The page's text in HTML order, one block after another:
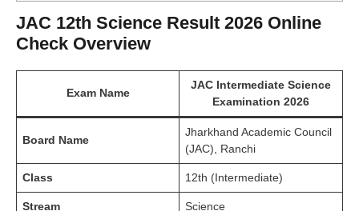
JAC 12th Science Result 2026 Online
Check Overview
Exam Name
JAC Intermediate Science
Examination 2026
Board Name
Jharkhand Academic Council
(JAC), Ranchi
Class 12th (Intermediate)
Stream Science